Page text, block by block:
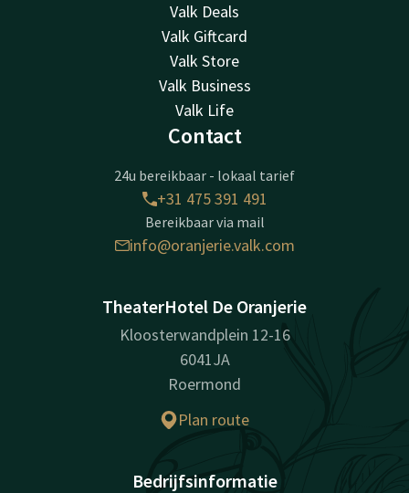
Valk Deals
Valk Giftcard
Valk Store
Valk Business
Valk Life
Contact
24u bereikbaar - lokaal tarief
+31 475 391 491
Bereikbaar via mail
info@oranjerie.valk.com
TheaterHotel De Oranjerie
Kloosterwandplein 12-16
6041JA
Roermond
Plan route
Bedrijfsinformatie